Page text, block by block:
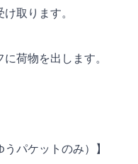
取ります。
荷物を出します。
パケットのみ）】